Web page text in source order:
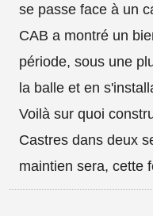
se passe face à un
CAB a montré un
période, sous une
la balle et en
Voilà sur quoi
Castres dans deux
maintien sera, cette